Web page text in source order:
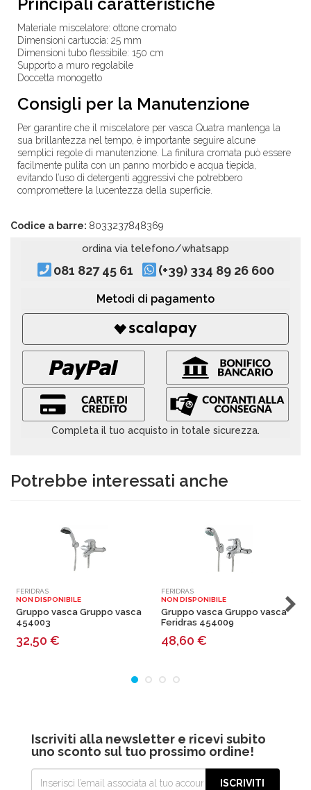
Materiale miscelatore: ottone cromato
Dimensioni cartuccia: 25 mm
Dimensioni tubo flessibile: 150 cm
Supporto a muro regolabile
Doccetta monogetto
Consigli per la Manutenzione
Per garantire che il miscelatore per vasca Quatra mantenga la
sua brillantezza nel tempo, è importante seguire alcune
semplici regole di manutenzione. La finitura cromata può essere
facilmente pulita con un panno morbido e acqua tiepida,
evitando l’uso di detergenti aggressivi che potrebbero
compromettere la lucentezza della superficie.
Codice a barre: 8033237848369
ordina via telefono/whatsapp
081 827 45 61 (+39) 334 89 26 600
Metodi di pagamento
Completa il tuo acquisto in totale sicurezza.
Potrebbe interessati anche
FERIDRAS
NON DISPONIBILE
Gruppo vasca Gruppo vasca
454003
32,50 €
FERIDRAS
NON DISPONIBILE
Gruppo vasca Gruppo vasca
Feridras 454009
48,60 €
Iscriviti alla newsletter e ricevi subito
uno sconto sul tuo prossimo ordine!
ISCRIVITI